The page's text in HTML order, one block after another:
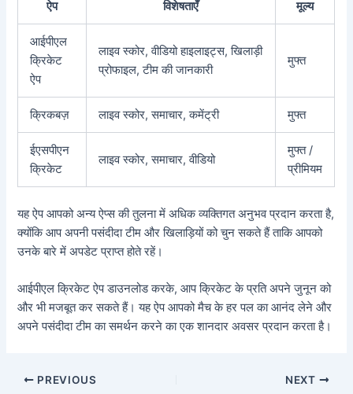
ऐप विशेषताएँ मूल्य
आईपीएल
क्रिकेट
ऐप
लाइव स्कोर, वीडियो हाइलाइट्स, खिलाड़ी
प्रोफाइल, टीम की जानकारी
मुफ्त
क्रिकबज़ लाइव स्कोर, समाचार, कमेंट्री मुफ्त
ईएसपीएन
क्रिकेट
लाइव स्कोर, समाचार, वीडियो
मुफ्त /
प्रीमियम
यह ऐप आपको अन्य ऐप्स की तुलना में अधिक व्यक्तिगत अनुभव प्रदान करता है,
क्योंकि आप अपनी पसंदीदा टीम और खिलाड़ियों को चुन सकते हैं ताकि आपको
उनके बारे में अपडेट प्राप्त होते रहें।
आईपीएल क्रिकेट ऐप डाउनलोड करके, आप क्रिकेट के प्रति अपने जुनून को
और भी मजबूत कर सकते हैं। यह ऐप आपको मैच के हर पल का आनंद लेने और
अपने पसंदीदा टीम का समर्थन करने का एक शानदार अवसर प्रदान करता है।
PREVIOUS NEXT